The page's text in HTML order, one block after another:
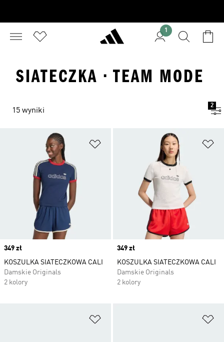
1
SIATECZKA · TEAM MODE
15 wyniki
2
Dodaj do listy życzeń
Price
349 zł
KOSZULKA SIATECZKOWA CALI
Damskie Originals
2 kolory
Price
349 zł
KOSZULKA SIATECZKOWA CALI
Damskie Originals
2 kolory